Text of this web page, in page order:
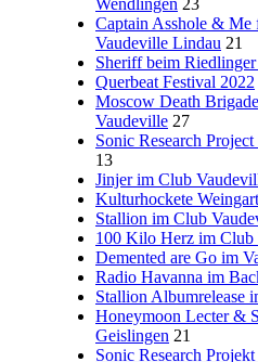
Wendlingen 23
Captain Asshole & Me
Vaudeville Lindau 21
Sheriff beim
Querbeat Festival 2022
Moscow Death
Vaudeville 27
Sonic Research
13
Jinjer im Club
Kulturhockete
Stallion im Club
100 Kilo Herz im Club
Demented are Go im
Radio Havanna im
Stallion Albumrelease
Honeymoon Lecter &
Geislingen 21
Sonic Research